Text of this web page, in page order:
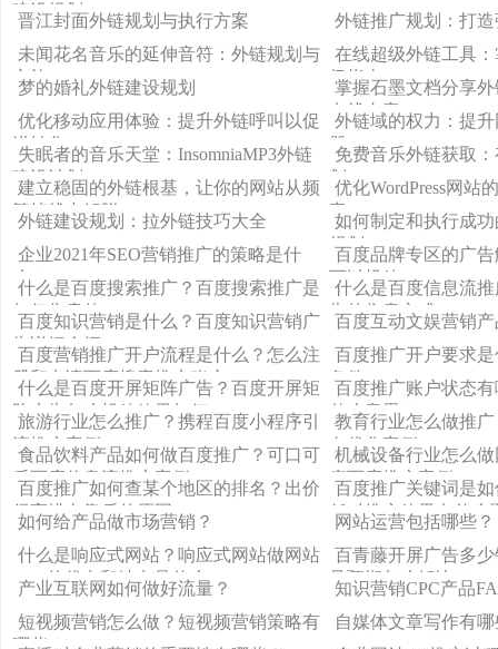
建设规划
晋江封面外链规划与执行方案
外链推广规划：打
未闻花名音乐的延伸音符：外链规划与
实施
在线超级外链工具
极指南
梦的婚礼外链建设规划
掌握石墨文档分享
在线内容
优化移动应用体验：提升外链呼叫以促
进转化
外链域的权力：提
器
失眠者的音乐天堂：InsomniaMP3外链
建设计划
免费音乐外链获取
划
建立稳固的外链根基，让你的网站从频
繁掉线中解脱
优化WordPress网站
案
外链建设规划：拉外链技巧大全
如何制定和执行成
规划
企业2021年SEO营销推广的策略是什
么？
百度品牌专区的广
可以投放
什么是百度搜索推广？百度搜索推广是
如何售卖的
什么是百度信息流
告的售卖方式
百度知识营销是什么？百度知识营销广
告详细介绍
百度互动文娱营销
百度营销推广开户流程是什么？怎么注
册和申请百度搜索推广账户
百度推广开户要求
条件
什么是百度开屏矩阵广告？百度开屏矩
阵广告怎么投放效果如何
百度推广账户状态
什么意思？
旅游行业怎么推广？携程百度小程序引
流推广案例
教育行业怎么做推
向优化案例
食品饮料产品如何做百度推广？可口可
乐百度信息流推广案例
机械设备行业怎么
疗百度推广案例
百度推广如何查某个地区的排名？出价
很高排名靠后的原因
百度推广关键词是
低对推广效果有什么
如何给产品做市场营销？
网站运营包括哪些？
什么是响应式网站？响应式网站做网站
SEO的优点和缺点是什么
百青藤开屏广告多
足预期怎么解决？
产业互联网如何做好流量？
知识营销CPC产品
短视频营销怎么做？短视频营销策略有
哪些？
自媒体文章写作有